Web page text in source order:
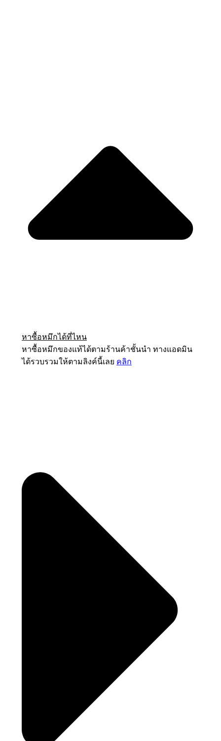
หาซื้อหมึกได้ที่ไหน
หาซื้อหมึกของแท้ได้ตามร้านค้าชั้นนำ ทางแอดมิน
ได้รวบรวมให้ตามลิงค์นี้เลย คลิก